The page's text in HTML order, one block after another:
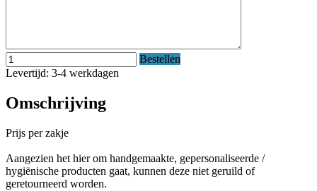
Bestellen
Levertijd: 3-4 werkdagen
Omschrijving
Prijs per zakje
Aangezien het hier om handgemaakte, gepersonaliseerde /
hygiënische producten gaat, kunnen deze niet geruild of
geretourneerd worden.